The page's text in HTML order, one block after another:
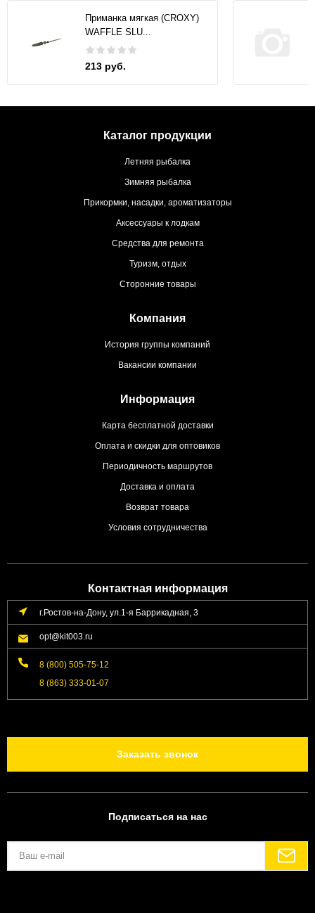
Приманка мягкая (CROXY)
WAFFLE SLU...
213 руб.
Каталог продукции
Летняя рыбалка
Зимняя рыбалка
Прикормки, насадки, ароматизаторы
Аксессуары к лодкам
Средства для ремонта
Туризм, отдых
Сторонние товары
Компания
История группы компаний
Вакансии компании
Информация
Карта бесплатной доставки
Оплата и скидки для оптовиков
Периодичность маршрутов
Доставка и оплата
Возврат товара
Условия сотрудничества
Контактная информация
г.Ростов-на-Дону, ул.1-я Баррикадная, 3
opt@kit003.ru
8 (800) 505-75-12
8 (863) 333-01-07
Заказать звонок
Подписаться на нас